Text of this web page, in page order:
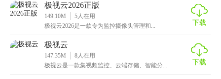
4. 远程互动：通过软件与监控现场进行语音通话或广播。
5. 分享权限：邀请团队成员加入，共同管理监控项目。
极视云监控推荐
极视云2026正版
149.10M 5 人在用
极视云2026是一款专为监控摄像头管理和...
下载
极视云
147.35M 8 人在用
极视云是一款集视频监控、云端存储、智能分...
下载